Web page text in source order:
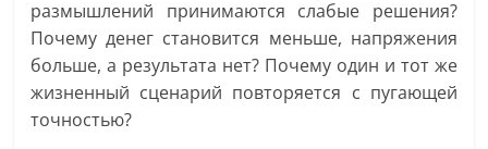
размышлений принимаются слабые решения?
Почему денег становится меньше, напряжения
больше, а результата нет? Почему один и тот же
жизненный сценарий повторяется с пугающей
точностью?